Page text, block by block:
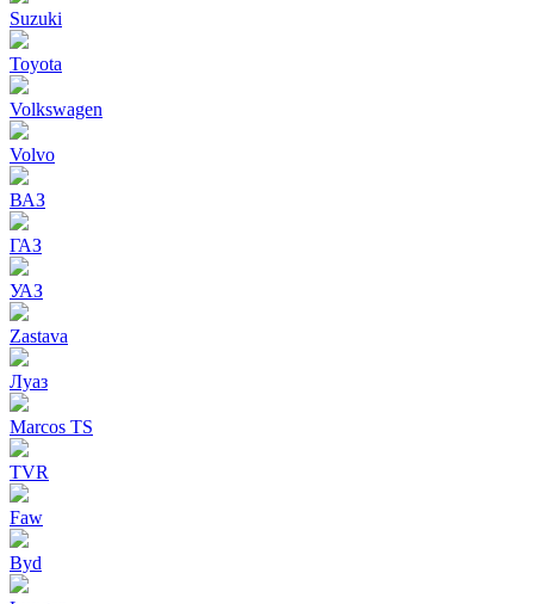
Suzuki
Toyota
Volkswagen
Volvo
ВАЗ
ГАЗ
УАЗ
Zastava
Луаз
Marcos TS
TVR
Faw
Byd